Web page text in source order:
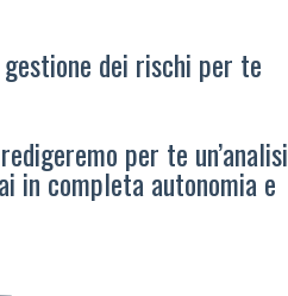
dei rischi per te
per te un’analisi
in completa autonomia e